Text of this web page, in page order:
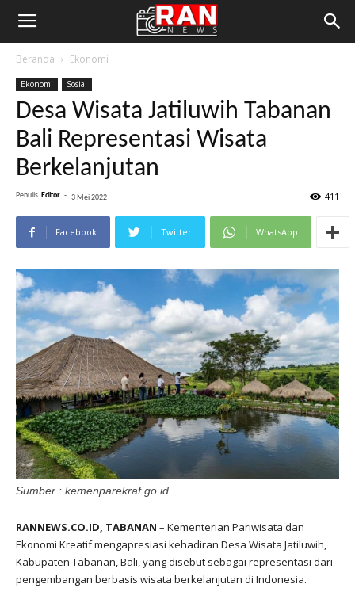
Beranda Ekonomi
Ekonomi Sosial
Desa Wisata Jatiluwih Tabanan
Bali Representasi Wisata
Berkelanjutan
Penulis Editor - 3 Mei 2022 411
Facebook Twitter WhatsApp
Sumber : kemenparekraf.go.id
RANNEWS.CO.ID, TABANAN – Kementerian Pariwisata dan
Ekonomi Kreatif mengapresiasi kehadiran Desa Wisata Jatiluwih,
Kabupaten Tabanan, Bali, yang disebut sebagai representasi dari
pengembangan berbasis wisata berkelanjutan di Indonesia.